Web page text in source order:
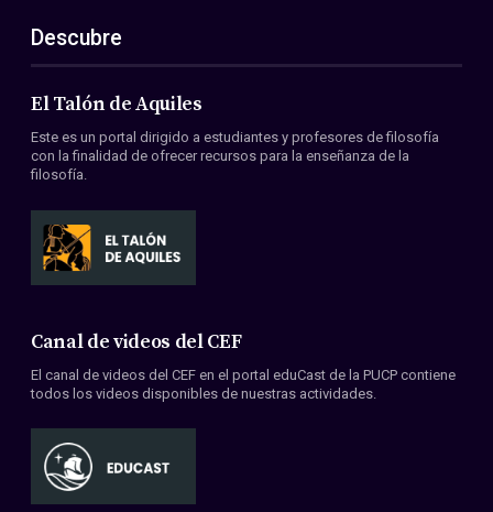
ES
EN
Acerca de nosotros
Miembros
Convenios
Descubre
El Talón de Aquiles
Este es un portal dirigido a estudiantes y profesores de filosofía
con la finalidad de ofrecer recursos para la enseñanza de la
filosofía.
Canal de videos del CEF
El canal de videos del CEF en el portal eduCast de la PUCP contiene
todos los videos disponibles de nuestras actividades.